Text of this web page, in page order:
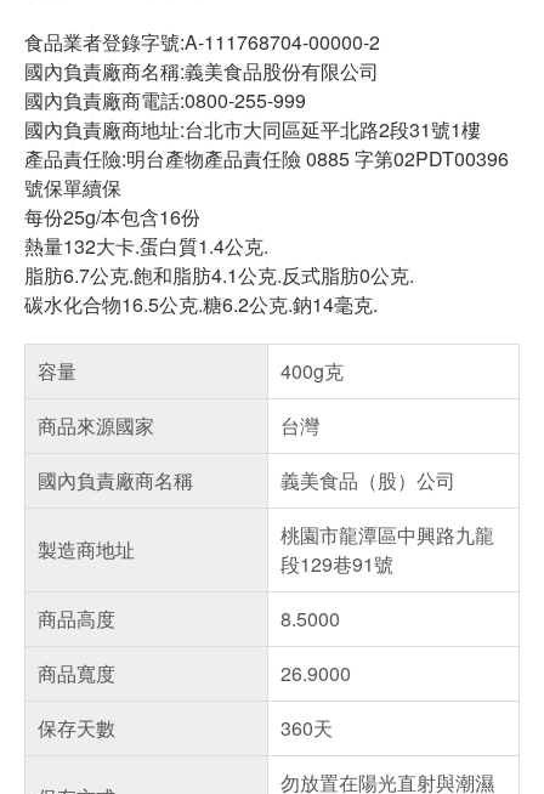
食品業者登錄字號:A-111768704-00000-2
國內負責廠商名稱:義美食品股份有限公司
國內負責廠商電話:0800-255-999
國內負責廠商地址:台北市大同區延平北路2段31號1樓
產品責任險:明台產物產品責任險 0885 字第02PDT00396
號保單續保
每份25g/本包含16份
熱量132大卡.蛋白質1.4公克.
脂肪6.7公克.飽和脂肪4.1公克.反式脂肪0公克.
碳水化合物16.5公克.糖6.2公克.鈉14毫克.
容量
400g克
商品來源國家
台灣
國內負責廠商名稱
義美食品（股）公司
製造商地址
桃園市龍潭區中興路九龍
段129巷91號
商品高度
8.5000
商品寬度
26.9000
保存天數
360天
勿放置在陽光直射與潮濕